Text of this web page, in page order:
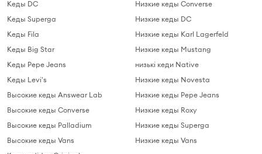
Кеды DC
Кеды Superga
Кеды Fila
Кеды Big Star
Кеды Pepe Jeans
Кеды Levi's
Высокие кеды Answear Lab
Высокие кеды Converse
Высокие кеды Palladium
Высокие кеды Vans
Низкие кеды Converse
Низкие кеды DC
Низкие кеды Karl Lagerfeld
Низкие кеды Mustang
низькі кеди Native
Низкие кеды Novesta
Низкие кеды Pepe Jeans
Низкие кеды Roxy
Низкие кеды Superga
Низкие кеды Vans